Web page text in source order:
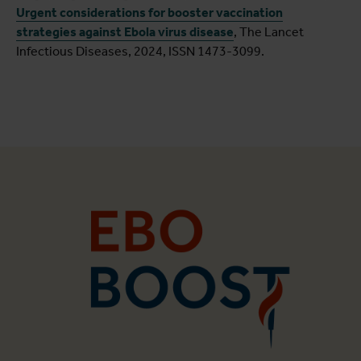
Urgent considerations for booster vaccination
strategies against Ebola virus disease, The Lancet
Infectious Diseases, 2024, ISSN 1473-3099.